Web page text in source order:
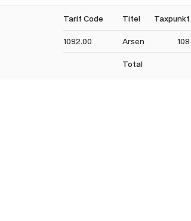
Tarif Code Titel Taxpunkt
1092.00 Arsen 108
Total